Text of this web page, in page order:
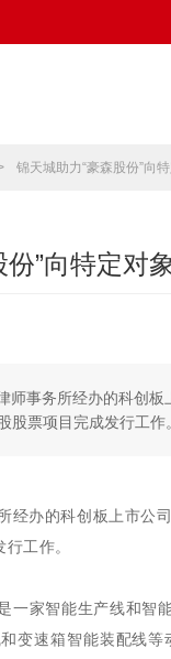
锦天城助力“豪森股份”向
份”向特定对
师事务所经办的科创板
股票项目完成发行工作。
经办的科创板上市公
工作。
一家智能生产线和智
变速箱智能装配线